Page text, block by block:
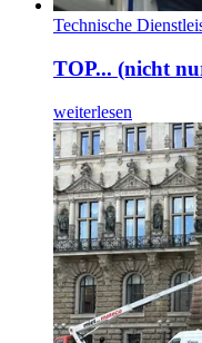
Technische
TOP... (nicht
weiterlesen